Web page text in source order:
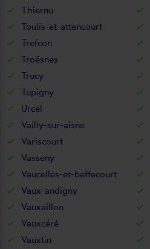
Thiernu
Toulis-et-attencourt
Trefcon
Troësnes
Trucy
Tupigny
Urcel
Vailly-sur-aisne
Variscourt
Vasseny
Vaucelles-et-beffecourt
Vaux-andigny
Vauxaillon
Vauxcéré
Vauxtin